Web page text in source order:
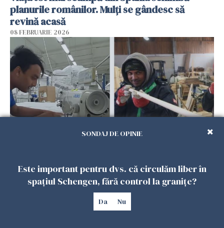
planurile românilor. Mulți se gândesc să
revină acasă
08 FEBRUARIE 2026
muncitorii străini în favoarea Spaniei
06 FEBRUARIE 2026
SONDAJ DE OPINIE
Este important pentru dvs. că circulăm liber în
spațiul Schengen, fără control la granițe?
Da Nu